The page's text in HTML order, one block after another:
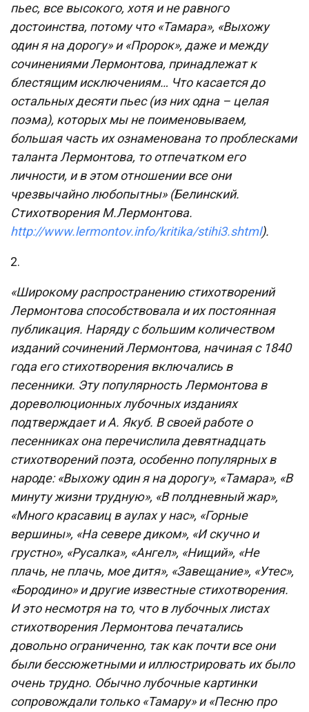
пьес, все высокого, хотя и не равного
достоинства, потому что «Тамара», «Выхожу
один я на дорогу» и «Пророк», даже и между
сочинениями Лермонтова, принадлежат к
блестящим исключениям… Что касается до
остальных десяти пьес (из них одна – целая
поэма), которых мы не поименовываем,
большая часть их ознаменована то проблесками
таланта Лермонтова, то отпечатком его
личности, и в этом отношении все они
чрезвычайно любопытны» (Белинский.
Стихотворения М.Лермонтова.
http://www.lermontov.info/kritika/stihi3.shtml).
2.
«Широкому распространению стихотворений
Лермонтова способствовала и их постоянная
публикация. Наряду с большим количеством
изданий сочинений Лермонтова, начиная с 1840
года его стихотворения включались в
песенники. Эту популярность Лермонтова в
дореволюционных лубочных изданиях
подтверждает и A. Якуб. В своей работе о
песенниках она перечислила девятнадцать
стихотворений поэта, особенно популярных в
народе: «Выхожу один я на дорогу», «Тамара», «В
минуту жизни трудную», «В полдневный жар»,
«Много красавиц в аулах у нас», «Горные
вершины», «На севере диком», «И скучно и
грустно», «Русалка», «Ангел», «Нищий», «Не
плачь, не плачь, мое дитя», «Завещание», «Утес»,
«Бородино» и другие известные стихотворения.
И это несмотря на то, что в лубочных листах
стихотворения Лермонтова печатались
довольно ограниченно, так как почти все они
были бессюжетными и иллюстрировать их было
очень трудно. Обычно лубочные картинки
сопровождали только «Тамару» и «Песню про